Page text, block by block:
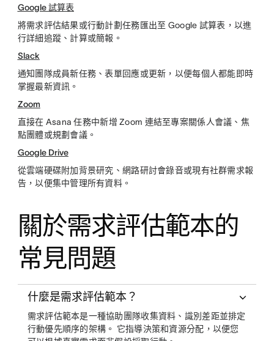
Google 試算表
將需求評估結果或行動計劃任務匯出至 Google 試算表，以進
行詳細追蹤、計算或簡報。
Slack
通知團隊成員新任務、表單回應或更新，以便每個人都能即時
掌握最新資訊。
Zoom
直接在 Asana 任務中新增 Zoom 連結至專案關係人會議、焦
點團體或規劃會議。
Google Drive
從雲端硬碟附加背景研究、網路研討會錄音或現有社群需求報
告，以便集中管理所有資料。
關於需求評估範本的
常見問題
什麼是需求評估範本？
需求評估範本是一種協助團隊收集資料、識別差距並排定
行動優先順序的架構。 它指導決策和資源分配，以便您